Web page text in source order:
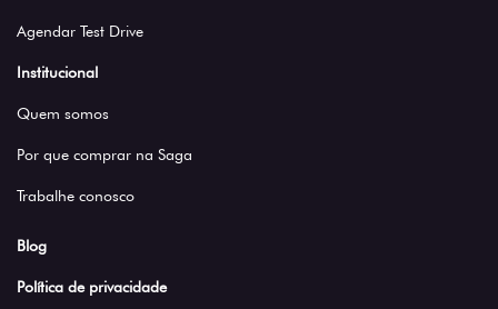
Agendar Test Drive
Institucional
Quem somos
Por que comprar na Saga
Trabalhe conosco
Blog
Política de privacidade